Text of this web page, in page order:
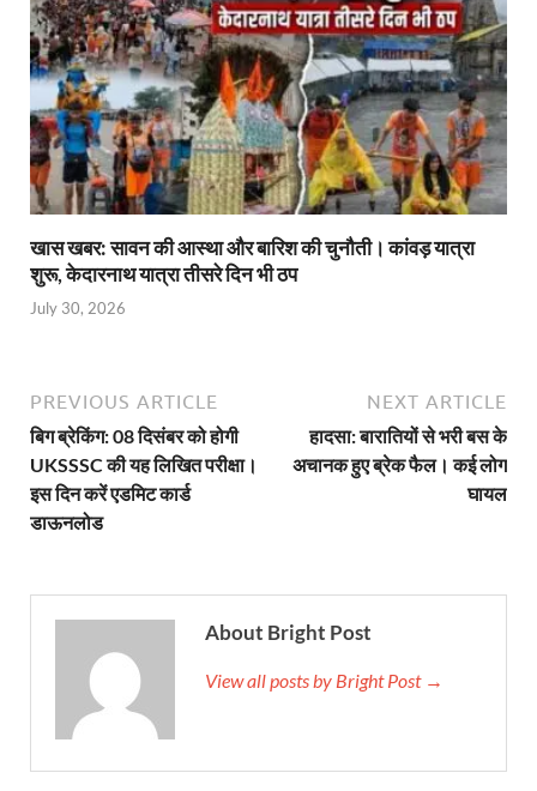
खास खबर: सावन की आस्था और बारिश की चुनौती। कांवड़ यात्रा
शुरू, केदारनाथ यात्रा तीसरे दिन भी ठप
July 30, 2026
PREVIOUS ARTICLE
बिग ब्रेकिंग: 08 दिसंबर को होगी
UKSSSC की यह लिखित परीक्षा।
इस दिन करें एडमिट कार्ड
डाऊनलोड
NEXT ARTICLE
हादसा: बारातियों से भरी बस के
अचानक हुए ब्रेक फैल। कई लोग
घायल
About Bright Post
View all posts by Bright Post →